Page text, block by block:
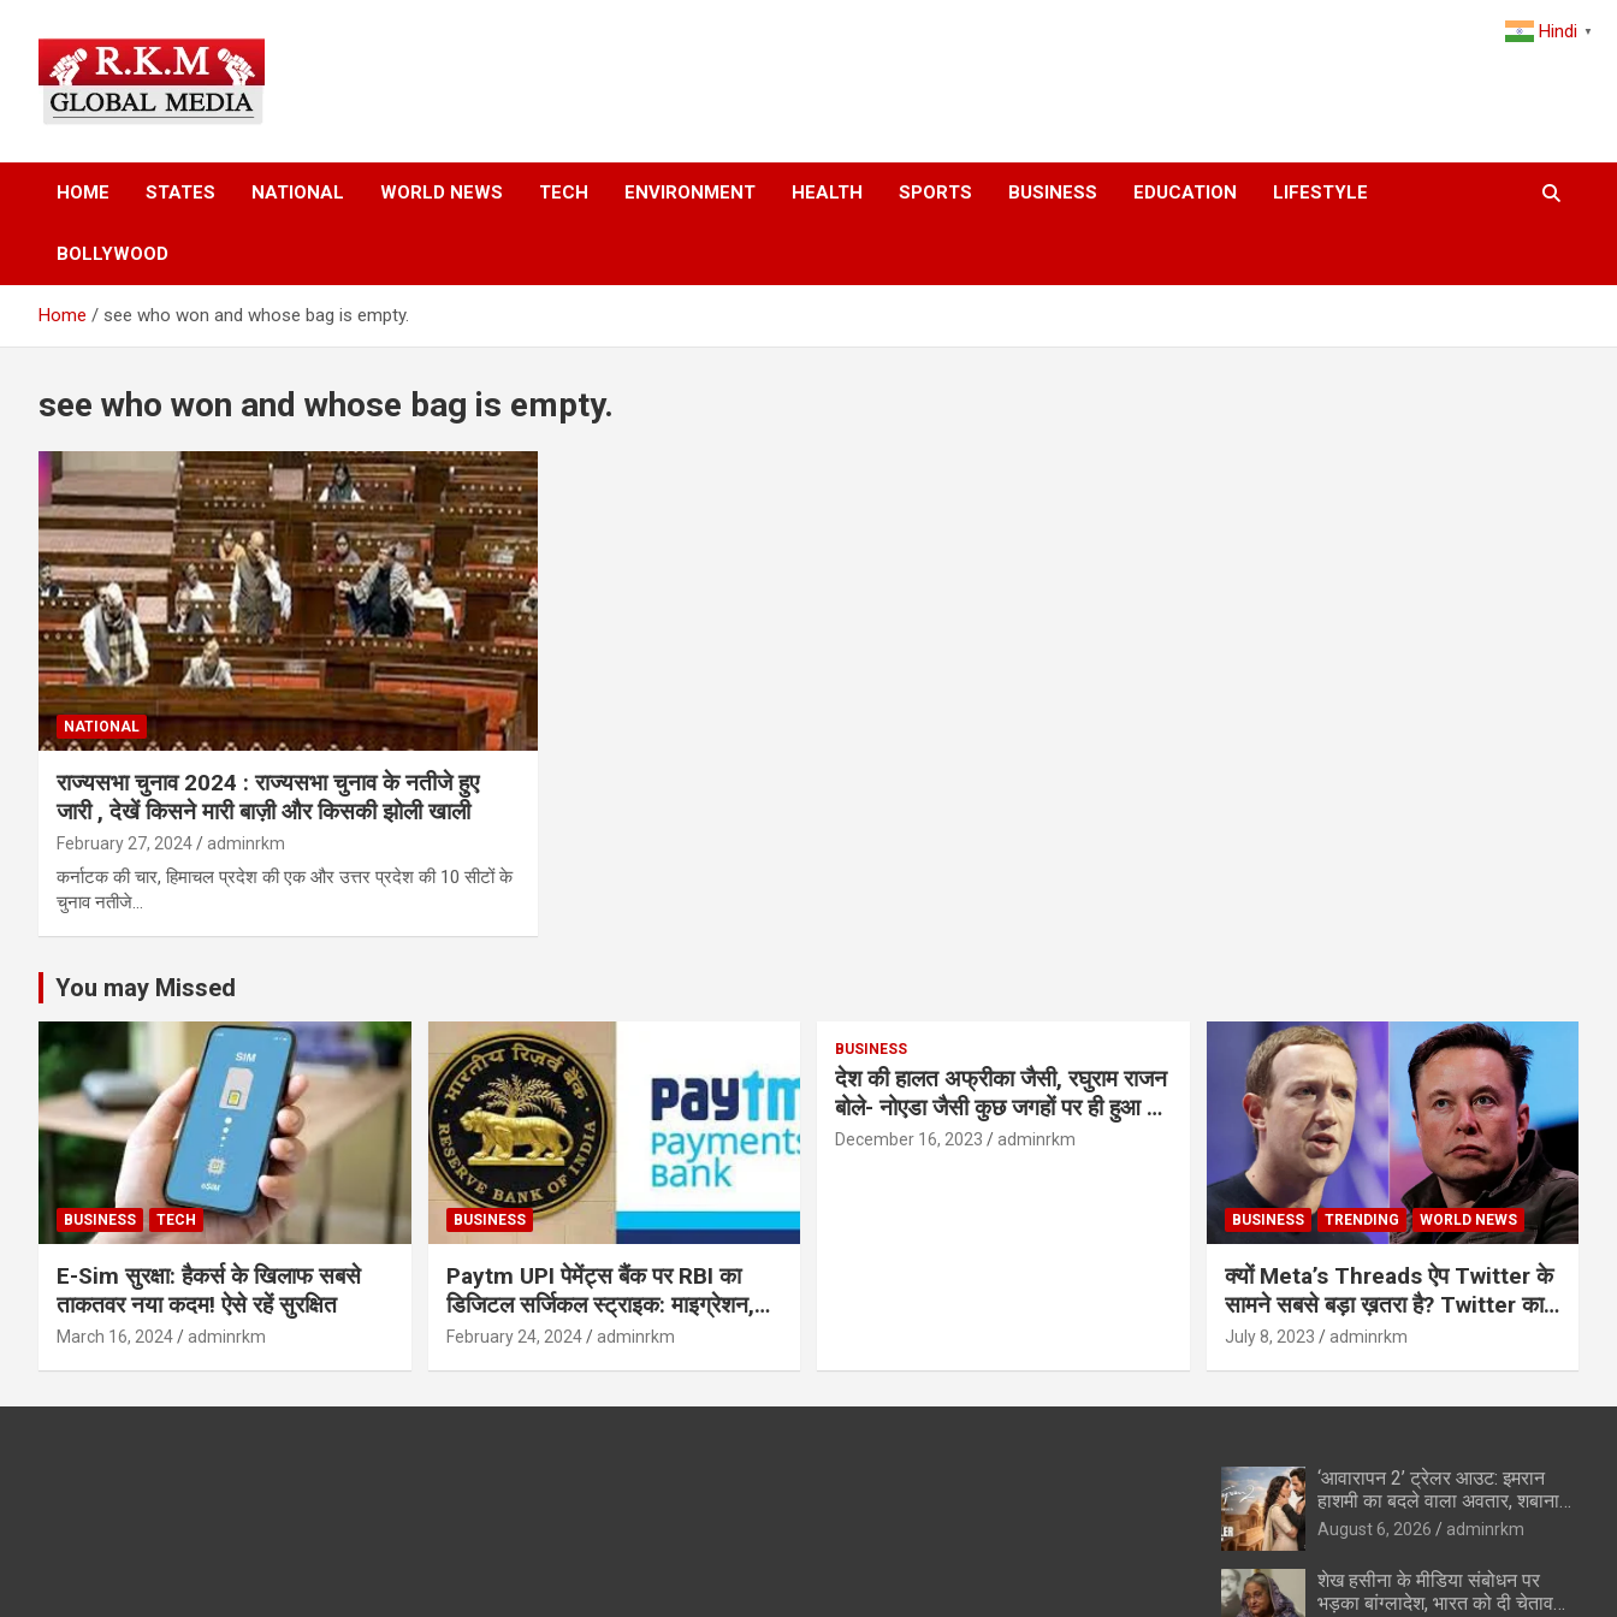
content
Latest Hindi News &
Global Media
and the World
HOME
STATES NATIONAL WORLD NEWS TECH ENVIRONMENT HEALTH SPORTS BUSINESS EDUCATION LIFESTYLE
BOLLYWOOD
Home see who won and whose bag is empty.
see who won and whose bag is empty.
NATIONAL
राज्यसभा चुनाव 2024 : राज्यसभा चुनाव के नतीजे हुए
जारी , देखें किसने मारी बाज़ी और किसकी झोली खाली
February 27, 2024 adminrkm
कर्नाटक की चार, हिमाचल प्रदेश की एक और उत्तर प्रदेश की 10 सीटों के
चुनाव नतीजे…
You may Missed
BUSINESS TECH
E-Sim सुरक्षा: हैकर्स के खिलाफ सबसे
ताकतवर नया कदम! ऐसे रहें सुरक्षित
March 16, 2024 adminrkm
BUSINESS
Paytm UPI पेमेंट्स बैंक पर RBI का
डिजिटल सर्जिकल स्ट्राइक: माइग्रेशन,
सुरक्षा और उपयोगकर्ताओं के लिए सलाह!
February 24, 2024 adminrkm
BUSINESS
देश की हालत अफ्रीका जैसी, रघुराम राजन
बोले- नोएडा जैसी कुछ जगहों पर ही हुआ है
विकास : रघुराम राजन
December 16, 2023 adminrkm
BUSINESS TRENDING WORLD NEWS
क्यों Meta’s Threads ऐप Twitter के
सामने सबसे बड़ा ख़तरा है? Twitter का
अंत?
July 8, 2023 adminrkm
‘आवारापन 2’ ट्रेलर आउट: इमरान
हाशमी का बदले वाला अवतार, शबाना
आजमी के विलेन रोल ने उड़ाए होश
August 6, 2026 adminrkm
शेख हसीना के मीडिया संबोधन पर
भड़का बांग्लादेश, भारत को दी चेतावनी
Hindi ▼